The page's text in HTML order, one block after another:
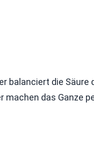
balanciert die Säure
machen das Ganze